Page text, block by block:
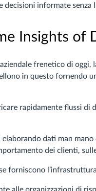
decisioni informate senza
Insights of
aziendale frenetico di
in questo fornendo
rapidamente flussi di
dati man
dei clienti,
forniscono